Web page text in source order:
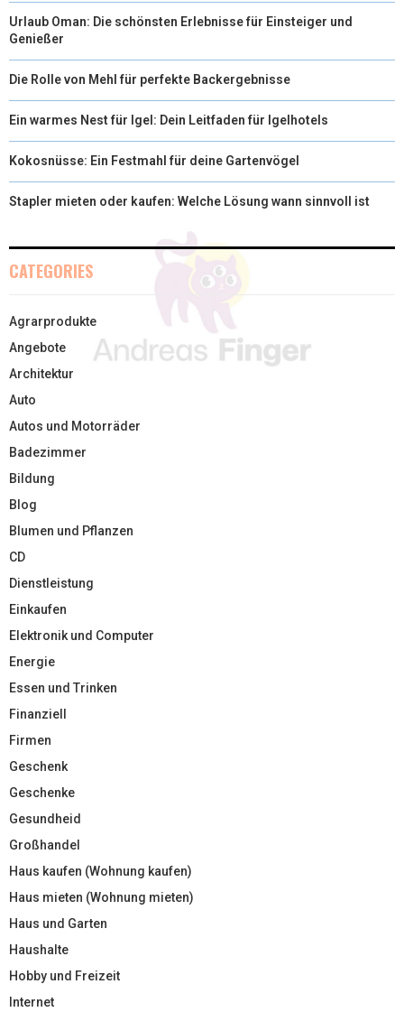
Urlaub Oman: Die schönsten Erlebnisse für Einsteiger und
Genießer
Die Rolle von Mehl für perfekte Backergebnisse
Ein warmes Nest für Igel: Dein Leitfaden für Igelhotels
Kokosnüsse: Ein Festmahl für deine Gartenvögel
Stapler mieten oder kaufen: Welche Lösung wann sinnvoll ist
CATEGORIES
Agrarprodukte
Angebote
Architektur
Auto
Autos und Motorräder
Badezimmer
Bildung
Blog
Blumen und Pflanzen
CD
Dienstleistung
Einkaufen
Elektronik und Computer
Energie
Essen und Trinken
Finanziell
Firmen
Geschenk
Geschenke
Gesundheid
Großhandel
Haus kaufen (Wohnung kaufen)
Haus mieten (Wohnung mieten)
Haus und Garten
Haushalte
Hobby und Freizeit
Internet